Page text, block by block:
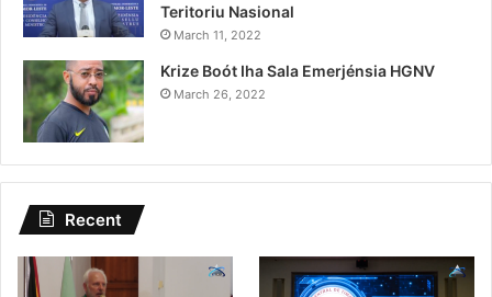
Teritoriu Nasional
March 11, 2022
Krize Boót Iha Sala Emerjénsia HGNV
March 26, 2022
Recent